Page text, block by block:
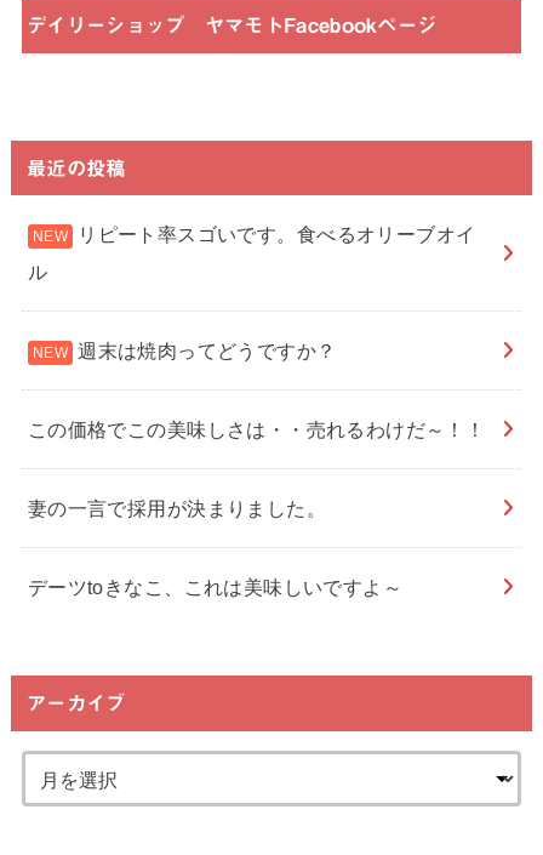
デイリーショップ ヤマモトFacebookページ
最近の投稿
リピート率スゴいです。食べるオリーブオイ
ル
週末は焼肉ってどうですか？
この価格でこの美味しさは・・売れるわけだ～！！
妻の一言で採用が決まりました。
デーツtoきなこ、これは美味しいですよ～
アーカイブ